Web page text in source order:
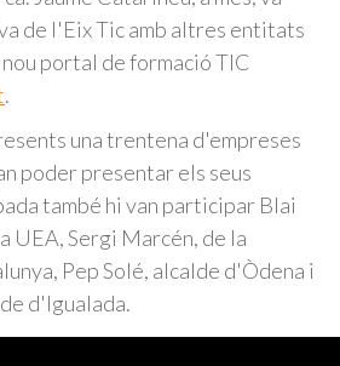
de l'Eix Tic amb altres entitats
portal de formació TIC
.
una trentena d'empreses
poder presentar els seus
també hi van participar Blai
UEA, Sergi Marcén, de la
Pep Solé, alcalde d'Òdena i
d'Igualada.